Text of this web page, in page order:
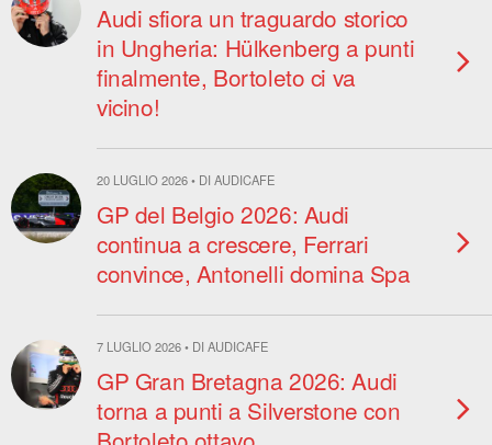
Audi sfiora un traguardo storico
in Ungheria: Hülkenberg a punti
finalmente, Bortoleto ci va
vicino!
20 LUGLIO 2026 • DI AUDICAFE
GP del Belgio 2026: Audi
continua a crescere, Ferrari
convince, Antonelli domina Spa
7 LUGLIO 2026 • DI AUDICAFE
GP Gran Bretagna 2026: Audi
torna a punti a Silverstone con